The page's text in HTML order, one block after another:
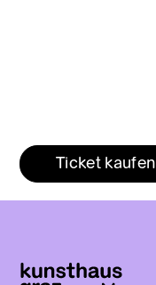
Ticket kaufen